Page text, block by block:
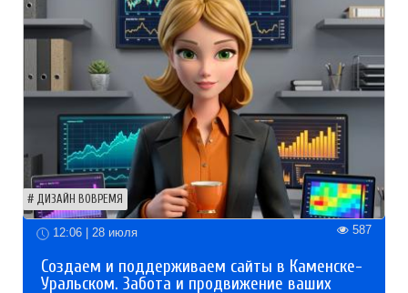
ДИЗАЙН ВОВРЕМЯ
12:06 | 28 июля 587
Создаем и поддерживаем сайты в Каменске-
Уральском. Забота и продвижение ваших